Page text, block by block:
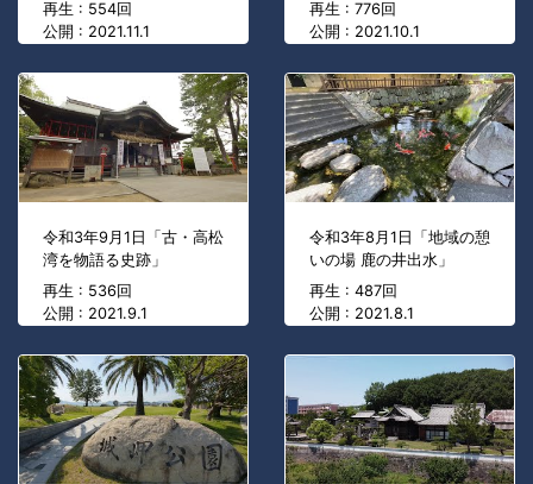
再生 : 554回
公開 : 2021.11.1
再生 : 776回
公開 : 2021.10.1
令和3年9月1日「古・高松
湾を物語る史跡」
再生 : 536回
公開 : 2021.9.1
令和3年8月1日「地域の憩
いの場 鹿の井出水」
再生 : 487回
公開 : 2021.8.1